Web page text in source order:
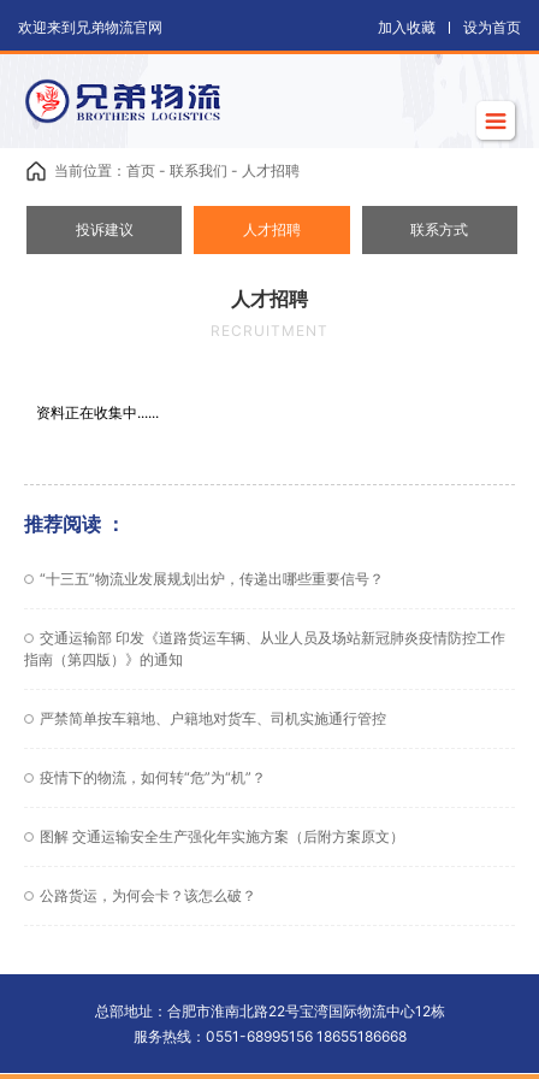
欢迎来到兄弟物流官网 加入收藏 设为首页
当前位置：首页 - 联系我们 - 人才招聘
投诉建议 人才招聘 联系方式
人才招聘
RECRUITMENT
资料正在收集中......
推荐阅读 ：
“十三五”物流业发展规划出炉，传递出哪些重要信号？
交通运输部 印发《道路货运车辆、从业人员及场站新冠肺炎疫情防控工作
指南（第四版）》的通知
严禁简单按车籍地、户籍地对货车、司机实施通行管控
疫情下的物流，如何转“危”为“机”？
图解 交通运输安全生产强化年实施方案（后附方案原文）
公路货运，为何会卡？该怎么破？
总部地址：合肥市淮南北路22号宝湾国际物流中心12栋
服务热线：0551-68995156 18655186668